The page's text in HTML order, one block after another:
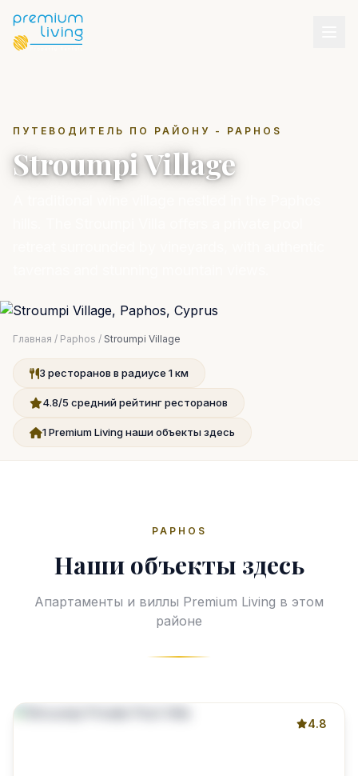
ПУТЕВОДИТЕЛЬ ПО РАЙОНУ - PAPHOS
Stroumpi Village
Главная / Paphos / Stroumpi Village
3 ресторанов в радиусе 1 км
4.8/5 средний рейтинг ресторанов
1 Premium Living наши объекты здесь
PAPHOS
Наши объекты здесь
Апартаменты и виллы Premium Living в этом
районе
4.8